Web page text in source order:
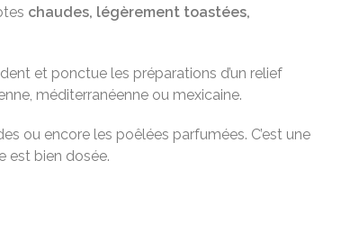
chaudes, légèrement toastées,
et ponctue les préparations d’un relief
méditerranéenne ou mexicaine.
ou encore les poêlées parfumées. C’est une
est bien dosée.